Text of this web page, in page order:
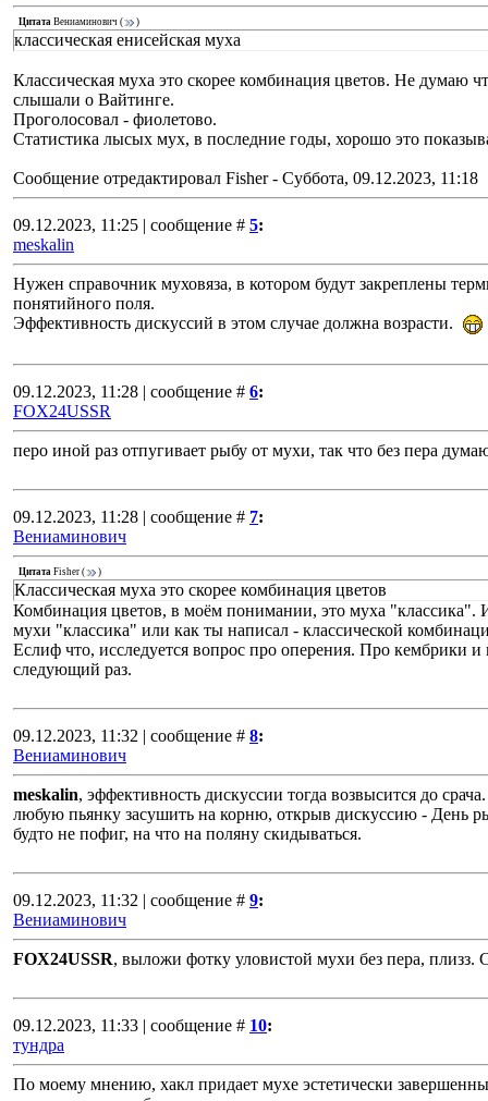
Цитата Вениаминович ( )
классическая енисейская муха
Классическая муха это скорее комбинация цветов. Не думаю
слышали о Вайтинге.
Проголосовал - фиолетово.
Статистика лысых мух, в последние годы, хорошо это
Сообщение отредактировал Fisher- Суббота, 09.12.2023, 11:18
09.12.2023, 11:25 | сообщение # 5:
meskalin
Нужен справочник муховяза, в котором будут закреплены
понятийного поля.
Эффективность дискуссий в этом случае должна возрасти.
09.12.2023, 11:28 | сообщение # 6:
FOX24USSR
перо иной раз отпугивает рыбу от мухи, так что без пера
09.12.2023, 11:28 | сообщение # 7:
Вениаминович
Цитата Fisher ( )
Классическая муха это скорее комбинация цветов
Комбинация цветов, в моём понимании, это муха "классика".
мухи "классика" или как ты написал - классической
Еслиф что, исследуется вопрос про оперения. Про кембрики
следующий раз.
09.12.2023, 11:32 | сообщение # 8:
Вениаминович
meskalin, эффективность дискуссии тогда возвысится до
любую пьянку засушить на корню, открыв дискуссию - День
будто не пофиг, на что на поляну скидываться.
09.12.2023, 11:32 | сообщение # 9:
Вениаминович
FOX24USSR, выложи фотку уловистой мухи без пера, плизз.
09.12.2023, 11:33 | сообщение # 10:
тундра
По моему мнению, хакл придает мухе эстетически